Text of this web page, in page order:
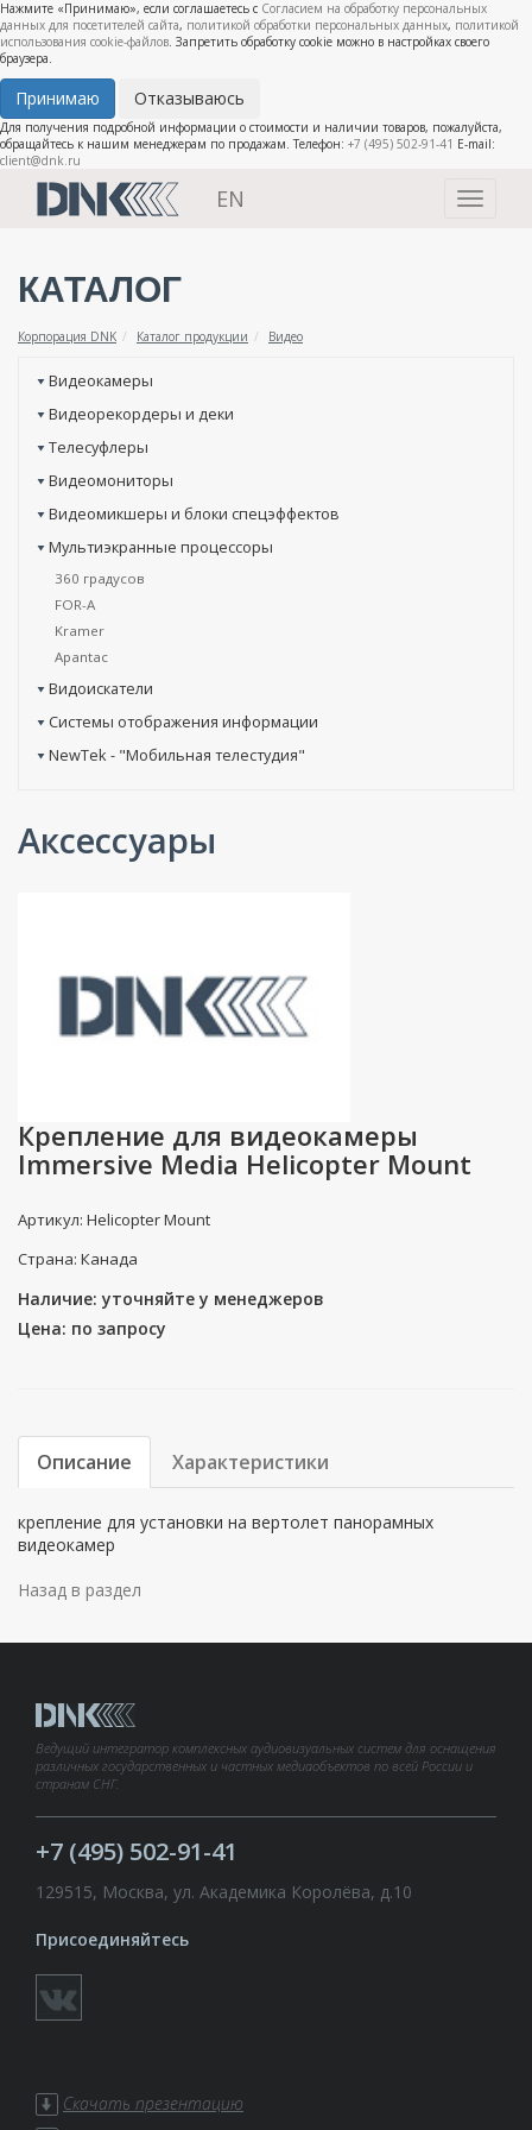
Нажмите «Принимаю», если соглашаетесь с Согласием на обработку персональных
данных для посетителей сайта, политикой обработки персональных данных, политикой
использования cookie-файлов. Запретить обработку cookie можно в настройках своего
браузера.
Принимаю Отказываюсь
Для получения подробной информации о стоимости и наличии товаров, пожалуйста,
обращайтесь к нашим менеджерам по продажам. Телефон: +7 (495) 502-91-41 E-mail:
client@dnk.ru
Toggle
EN
КАТАЛОГ
Корпорация DNK Каталог продукции Видео
Видеокамеры
Видеорекордеры и деки
Телесуфлеры
Видеомониторы
Видеомикшеры и блоки спецэффектов
Мультиэкранные процессоры
360 градусов
FOR-A
Kramer
Apantac
Видоискатели
Системы отображения информации
NewTek - "Мобильная телестудия"
Аксессуары
Крепление для видеокамеры
Immersive Media Helicopter Mount
Артикул: Helicopter Mount
Страна: Канада
Наличие: уточняйте у менеджеров
Цена: по запросу
Описание Характеристики
крепление для установки на вертолет панорамных
видеокамер
Назад в раздел
Ведущий интегратор комплексных аудиовизуальных систем для оснащения
различных государственных и частных медиаобъектов по всей России и
странам СНГ.
+7 (495) 502-91-41
129515, Москва, ул. Академика Королёва, д.10
Присоединяйтесь
Скачать презентацию